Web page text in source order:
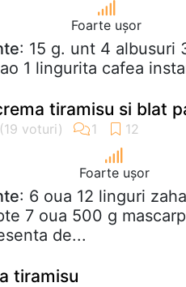
Foarte ușor
: 15 g. unt 4 albusuri
1 lingurita cafea
tiramisu si blat
Foarte ușor
: 6 oua 12 linguri
7 oua 500 g
de...
tiramisu